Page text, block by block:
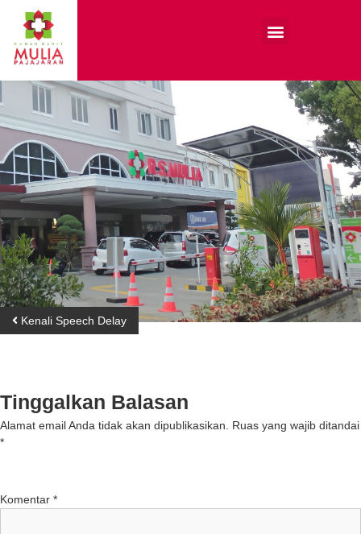
Kenali Speech Delay
Tinggalkan Balasan
Alamat email Anda tidak akan dipublikasikan.
Ruas yang wajib ditandai
*
Komentar *